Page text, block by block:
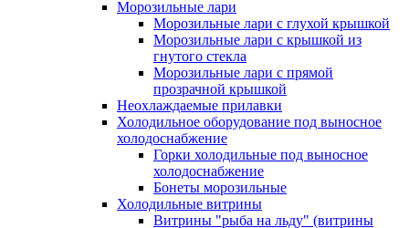
Морозильные лари
Морозильные лари с глухой крышкой
Морозильные лари с крышкой из
гнутого стекла
Морозильные лари с прямой
прозрачной крышкой
Неохлаждаемые прилавки
Холодильное оборудование под выносное
холодоснабжение
Горки холодильные под выносное
холодоснабжение
Бонеты морозильные
Холодильные витрины
Витрины "рыба на льду" (витрины